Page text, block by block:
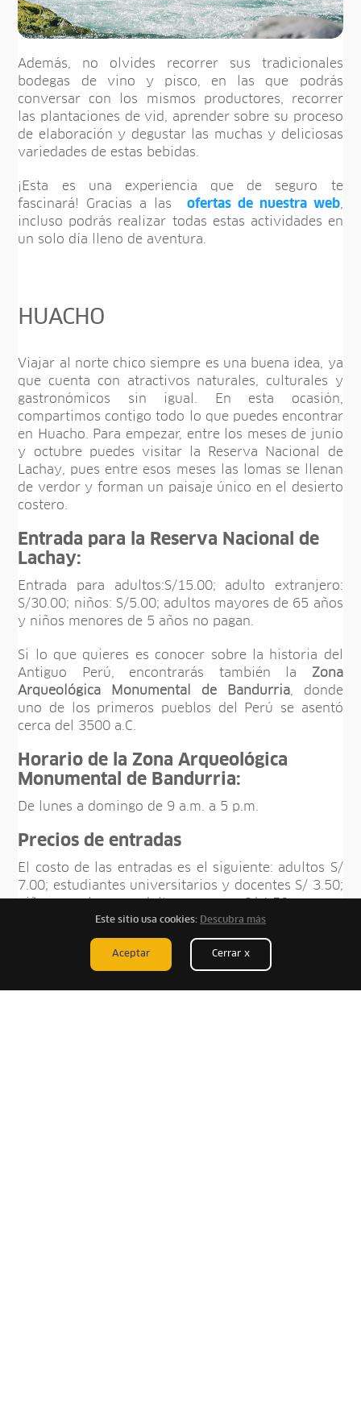
Además, no olvides recorrer sus tradicionales
bodegas de vino y pisco, en las que podrás
conversar con los mismos productores, recorrer
las plantaciones de vid, aprender sobre su proceso
de elaboración y degustar las muchas y deliciosas
variedades de estas bebidas.
¡Esta es una experiencia que de seguro te
fascinará! Gracias a las
ofertas de nuestra web,
incluso podrás realizar todas estas actividades en
un solo día lleno de aventura.
HUACHO
Viajar al norte chico siempre es una buena idea, ya
que cuenta con atractivos naturales, culturales y
gastronómicos sin igual. En esta ocasión,
compartimos contigo todo lo que puedes encontrar
en Huacho. Para empezar, entre los meses de junio
y octubre puedes visitar la Reserva Nacional de
Lachay, pues entre esos meses las lomas se llenan
de verdor y forman un paisaje único en el desierto
costero.
Entrada para la Reserva Nacional de
Lachay:
Entrada para adultos:S/15.00; adulto extranjero:
S/30.00; niños: S/5.00; adultos mayores de 65 años
y niños menores de 5 años no pagan.
Si lo que quieres es conocer sobre la historia del
Antiguo Perú, encontrarás también la Zona
Arqueológica Monumental de Bandurria, donde
uno de los primeros pueblos del Perú se asentó
cerca del 3500 a.C.
Horario de la Zona Arqueológica
Monumental de Bandurria:
De lunes a domingo de 9 a.m. a 5 p.m.
Precios de entradas
El costo de las entradas es el siguiente: adultos S/
7.00; estudiantes universitarios y docentes S/ 3.50;
Este sitio usa cookies: Descubra más
Aceptar Cerrar x